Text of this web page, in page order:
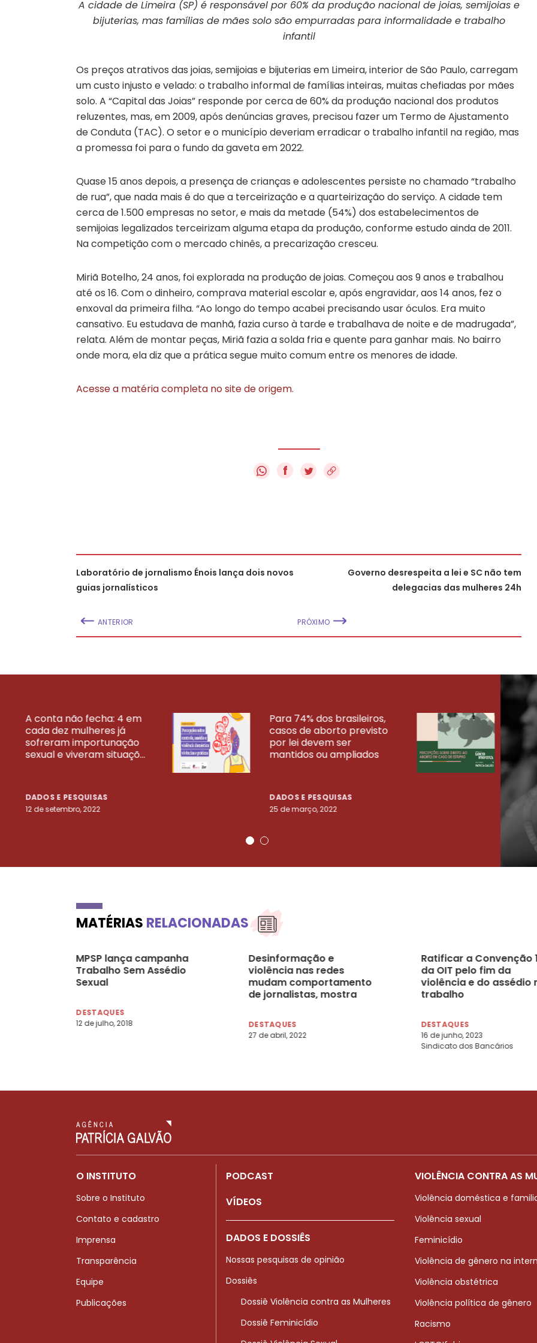
A cidade de Limeira (SP) é responsável por 60% da produção nacional de joias, semijoias e
bijuterias, mas famílias de mães solo são empurradas para informalidade e trabalho
infantil
Os preços atrativos das joias, semijoias e bijuterias em Limeira, interior de São Paulo, carregam
um custo injusto e velado: o trabalho informal de famílias inteiras, muitas chefiadas por mães
solo. A “Capital das Joias” responde por cerca de 60% da produção nacional dos produtos
reluzentes, mas, em 2009, após denúncias graves, precisou fazer um Termo de Ajustamento
de Conduta (TAC). O setor e o município deveriam erradicar o trabalho infantil na região, mas
a promessa foi para o fundo da gaveta em 2022.
Quase 15 anos depois, a presença de crianças e adolescentes persiste no chamado “trabalho
de rua”, que nada mais é do que a terceirização e a quarteirização do serviço. A cidade tem
cerca de 1.500 empresas no setor, e mais da metade (54%) dos estabelecimentos de
semijoias legalizados terceirizam alguma etapa da produção, conforme estudo ainda de 2011.
Na competição com o mercado chinês, a precarização cresceu.
Miriã Botelho, 24 anos, foi explorada na produção de joias. Começou aos 9 anos e trabalhou
até os 16. Com o dinheiro, comprava material escolar e, após engravidar, aos 14 anos, fez o
enxoval da primeira filha. “Ao longo do tempo acabei precisando usar óculos. Era muito
cansativo. Eu estudava de manhã, fazia curso à tarde e trabalhava de noite e de madrugada”,
relata. Além de montar peças, Miriã fazia a solda fria e quente para ganhar mais. No bairro
onde mora, ela diz que a prática segue muito comum entre os menores de idade.
Acesse a matéria completa no site de origem.
f
Laboratório de jornalismo Énois lança dois novos
guias jornalísticos
ANTERIOR
Governo desrespeita a lei e SC não tem
delegacias das mulheres 24h
PRÓXIMO
A conta não fecha: 4 em
cada dez mulheres já
sofreram importunação
sexual e viveram situaçõ...
DADOS E PESQUISAS
12 de setembro, 2022
Para 74% dos brasileiros,
casos de aborto previsto
por lei devem ser
mantidos ou ampliados
DADOS E PESQUISAS
25 de março, 2022
23
VEJA MAIS PESQUISAS
MATÉRIAS RELACIONADAS
MPSP lança campanha
Trabalho Sem Assédio
Sexual
DESTAQUES
12 de julho, 2018
Desinformação e
violência nas redes
mudam comportamento
de jornalistas, mostra
DESTAQUES
27 de abril, 2022
Ratificar a Convenção
da OIT pelo fim da
violência e do assédio
trabalho
DESTAQUES
16 de junho, 2023
Sindicato dos Bancários
O INSTITUTO
Sobre o Instituto
Contato e cadastro
Imprensa
Transparência
Equipe
Publicações
PODCAST
VÍDEOS
DADOS E DOSSIÊS
Nossas pesquisas de opinião
Dossiês
Dossiê Violência contra as Mulheres
Dossiê Feminicídio
VIOLÊNCIA CONTRA AS
Violência doméstica e
Violência sexual
Feminicídio
Violência de gênero na
Violência obstétrica
Violência política de gênero
Racismo